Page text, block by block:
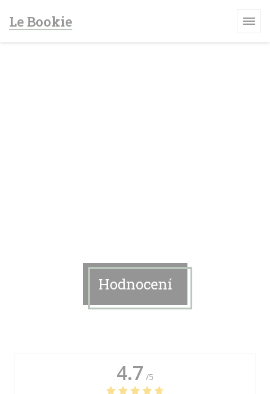
Le Bookie
Hodnocení
4.7 /5